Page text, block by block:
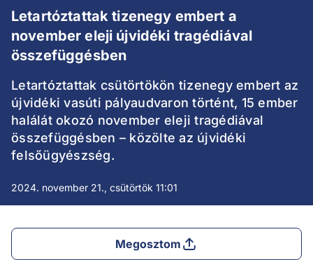
Letartóztattak tizenegy embert a
november eleji újvidéki tragédiával
összefüggésben
Letartóztattak csütörtökön tizenegy embert az
újvidéki vasúti pályaudvaron történt, 15 ember
halálát okozó november eleji tragédiával
összefüggésben – közölte az újvidéki
felsőügyészség.
2024. november 21., csütörtök 11:01
Megosztom